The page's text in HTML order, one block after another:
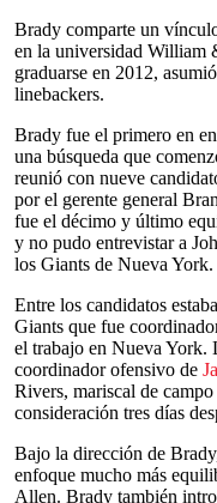
Brady comparte un
en la universidad William
graduarse en 2012,
linebackers.
Brady fue el primero en
una búsqueda que
reunió con nueve
por el gerente general
fue el décimo y último
y no pudo entrevistar a
los Giants de Nueva York.
Entre los candidatos
Giants que fue
el trabajo en Nueva York.
coordinador ofensivo de
Rivers, mariscal de
consideración tres días
Bajo la dirección de
enfoque mucho más
Allen. Brady también